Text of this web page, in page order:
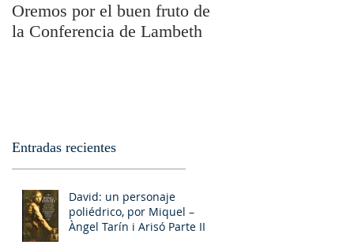
Oremos por el buen fruto de
la Conferencia de Lambeth
Entradas recientes
David: un personaje
poliédrico, por Miquel –
Àngel Tarín i Arisó Parte II